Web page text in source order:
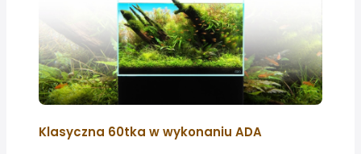
Klasyczna 60tka w wykonaniu ADA